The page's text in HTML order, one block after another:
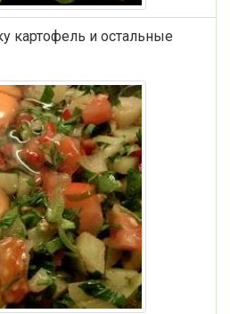
картофель и остальные